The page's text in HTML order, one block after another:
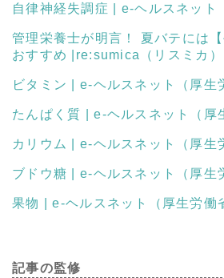
自律神経失調症 | e-ヘルスネット
管理栄養士が明言！ 夏バテには
おすすめ |re:sumica（リスミカ）
ビタミン | e-ヘルスネット（厚生
たんぱく質 | e-ヘルスネット（厚
カリウム | e-ヘルスネット（厚生
ブドウ糖 | e-ヘルスネット（厚生
果物 | e-ヘルスネット（厚生労働
記事の監修